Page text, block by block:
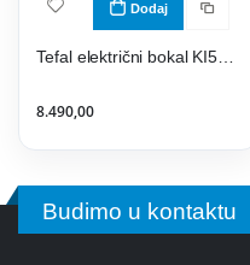
Dodaj
8.490,00
Budimo u kontaktu